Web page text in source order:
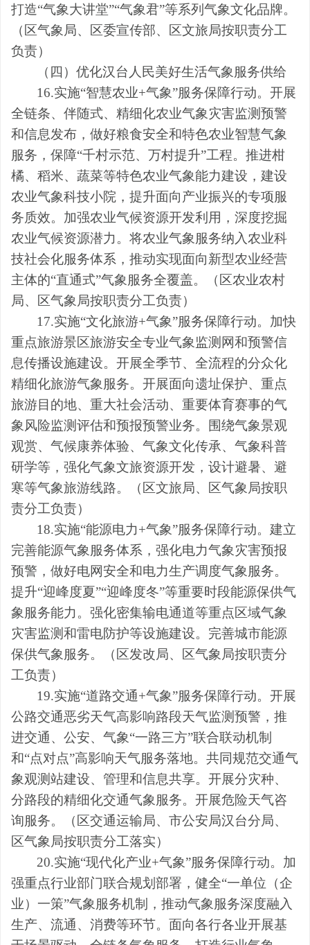
打造“气象大讲堂”“气象君”等系列气象文化品牌。
（区气象局、
区委宣传部、区文旅局按职责分工
负责）
（四）优化汉台人民美好生活气象服务供给
16.实施“智慧农业+气象”服务保障行动。开展
全链条、伴随式、精细化农业气象灾害监测预警
和信息发布，做好粮食安全和特色农业智慧气象
服务，保障“千村示范、万村提升”工程。推进柑
橘、 稻米、蔬菜等特色农业气象能力建设，建设
农业气象科技小院，提升面向产业振兴的专项服
务质效。加强农业气候资源开发利用，深度挖掘
农业气候资源潜力。将农业气象服务纳入农业科
技社会化服务体系，推动实现面向新型农业经营
主体的“直通式”气象服务全覆盖。 （ 区农业农村
局、
区气象局按职责分工负责）
17.实施“文化旅游+气象”服务保障行动。 加快
重点旅游景区旅游安全专业气象监测网和预警信
息传播设施建设。开展全季节、全流程的分众化
精细化旅游气象服务。开展面向遗址保护、重点
旅游目的地、重大社会活动、重要体育赛事的气
象风险监测评估和预报预警业务。围绕气象景观
观赏、气候康养体验、气象文化传承、气象科普
研学等，强化气象文旅资源开发，设计避暑、避
寒等气象旅游线路。（ 区文旅局、 区气象局按职
责分工负责）
18.实施“能源电力+气象”服务保障行动。建立
完善能源气象服务体系 ， 强化电力气象灾害预报
预警 ， 做好电网安全和电力生产调度气象服务。
提升“迎峰度夏”“迎峰度冬”等重要时段能源保供气
象服务能力。强化密集输电通道等重点区域气象
灾害监测和雷电防护等设施建设。完善城市能源
保供气象服务。
（ 区发改局、 区气象局按职责分
工负责）
19.实施“道路交通+气象”服务保障行动。开展
公路交通恶劣天气高影响路段天气监测预警，推
进交通、公安、气象“一路三方”联合联动机制
和“点对点”高影响天气服务落地。共同规范交通气
象观测站建设、管理和信息共享。开展分灾种、
分路段的精细化交通气象服务。 开展危险天气咨
询服务。（ 区交通运输局、 市公安局汉台分局、
区气象局按职责分工落实）
20.实施“现代化产业+气象”服务保障行动。加
强重点行业部门联合规划部署，健全“一单位（企
业）一策”气象服务机制，推动气象服务深度融入
生产、流通、消费等环节。面向各行各业开展基